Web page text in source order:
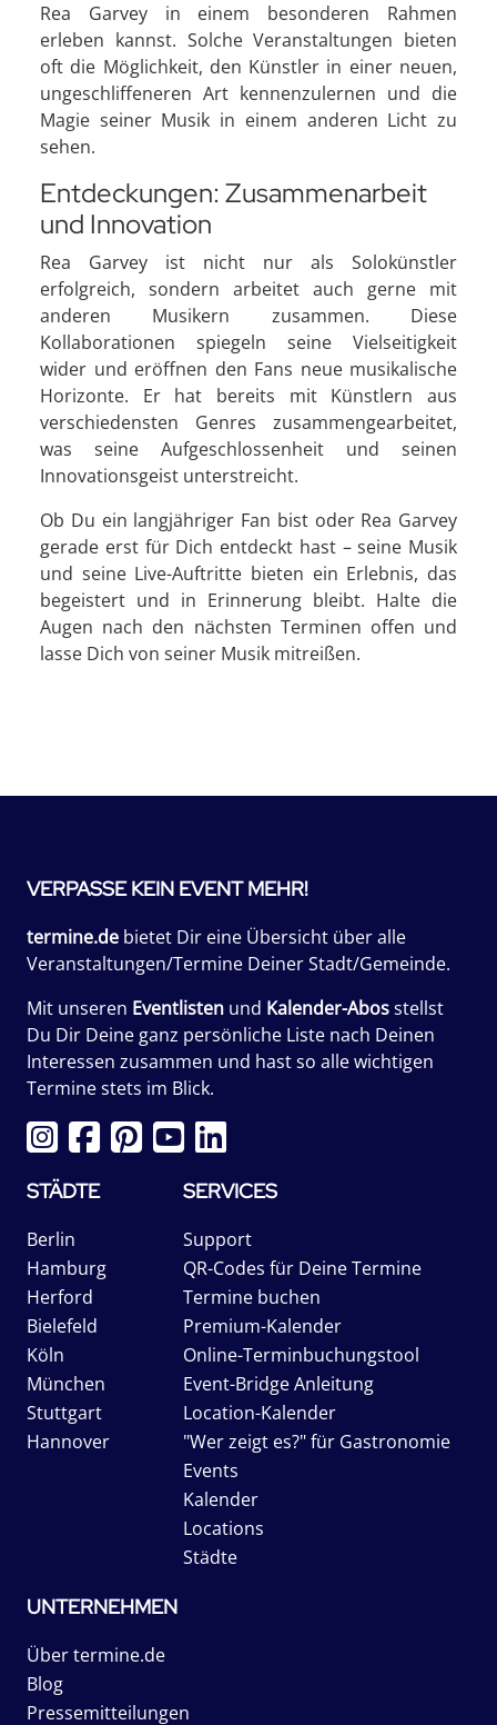
Rea Garvey in einem besonderen Rahmen
erleben kannst. Solche Veranstaltungen bieten
oft die Möglichkeit, den Künstler in einer neuen,
ungeschliffeneren Art kennenzulernen und die
Magie seiner Musik in einem anderen Licht zu
sehen.
Entdeckungen: Zusammenarbeit
und Innovation
Rea Garvey ist nicht nur als Solokünstler
erfolgreich, sondern arbeitet auch gerne mit
anderen Musikern zusammen. Diese
Kollaborationen spiegeln seine Vielseitigkeit
wider und eröffnen den Fans neue musikalische
Horizonte. Er hat bereits mit Künstlern aus
verschiedensten Genres zusammengearbeitet,
was seine Aufgeschlossenheit und seinen
Innovationsgeist unterstreicht.
Ob Du ein langjähriger Fan bist oder Rea Garvey
gerade erst für Dich entdeckt hast – seine Musik
und seine Live-Auftritte bieten ein Erlebnis, das
begeistert und in Erinnerung bleibt. Halte die
Augen nach den nächsten Terminen offen und
lasse Dich von seiner Musik mitreißen.
VERPASSE KEIN EVENT MEHR!
termine.de bietet Dir eine Übersicht über alle
Veranstaltungen/Termine Deiner Stadt/Gemeinde.
Mit unseren Eventlisten und Kalender-Abosstellst
Du Dir Deine ganz persönliche Liste nach Deinen
Interessen zusammen und hast so alle wichtigen
Termine stets im Blick.
STÄDTE
Berlin
Hamburg
Herford
Bielefeld
Köln
München
Stuttgart
Hannover
SERVICES
Support
QR-Codes für Deine Termine
Termine buchen
Premium-Kalender
Online-Terminbuchungstool
Event-Bridge Anleitung
Location-Kalender
"Wer zeigt es?" für Gastronomie
Events
Kalender
Locations
Städte
UNTERNEHMEN
Über termine.de
Blog
Pressemitteilungen